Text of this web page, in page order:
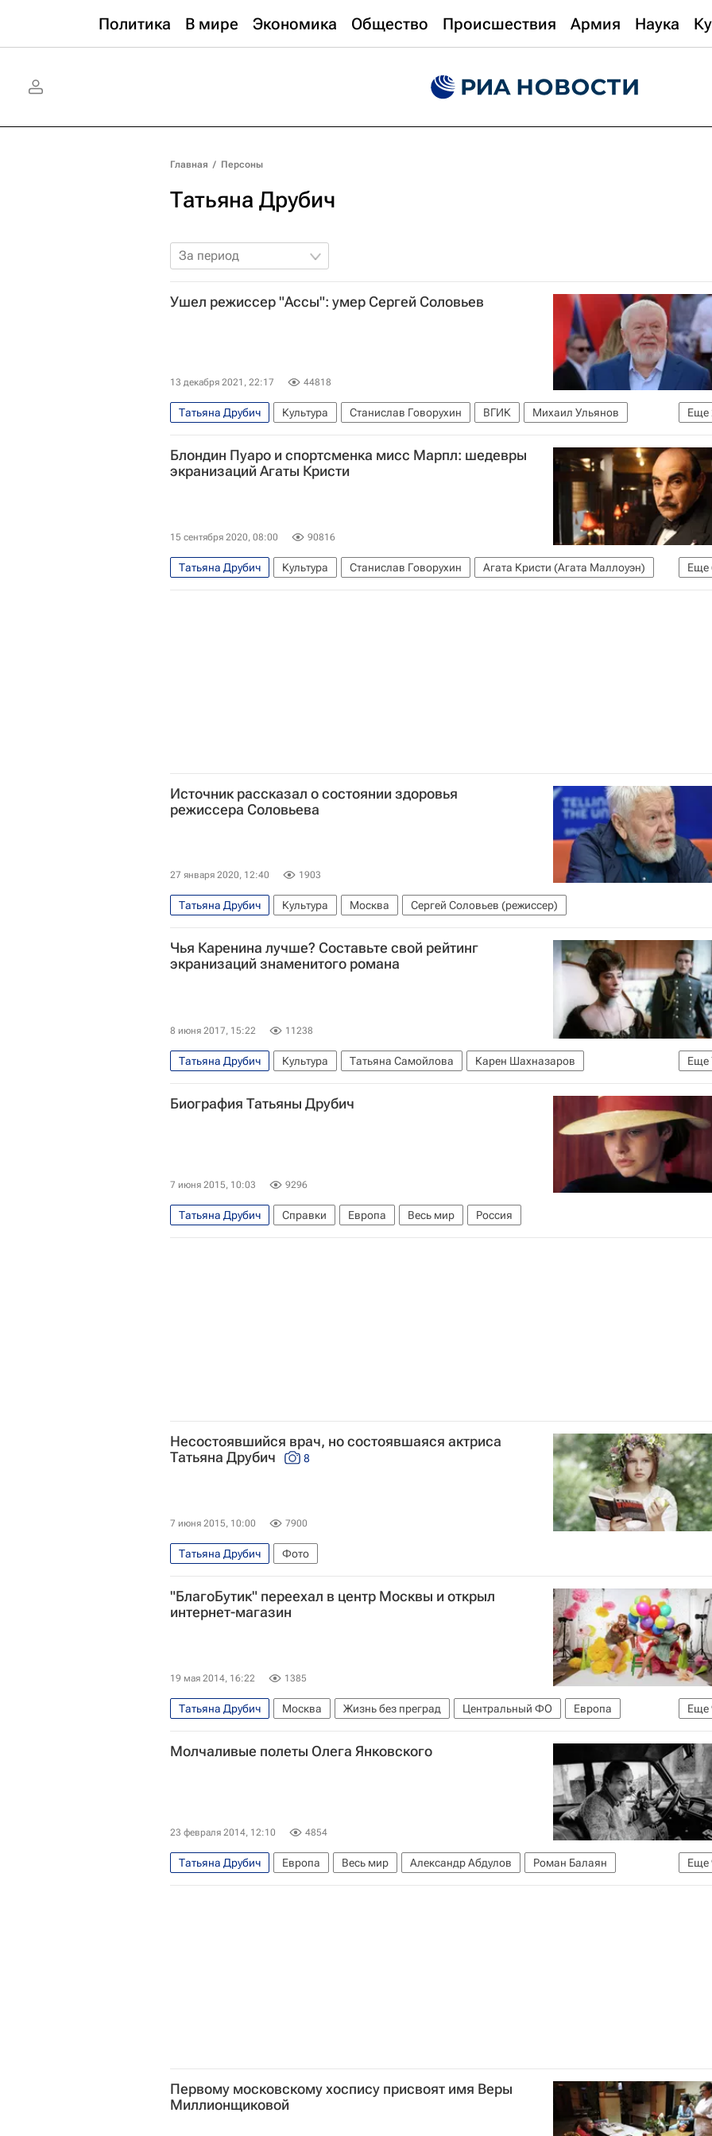
Политика В мире Экономика Общество Происшествия Армия Наука
Главная / Персоны
Татьяна Друбич
За период
Ушел режиссер "Ассы": умер Сергей Соловьев
13 декабря 2021, 22:17 44818
Еще
Татьяна Друбич Культура Станислав Говорухин ВГИК
Михаил Ульянов
Сергей Соловьев (режиссер)
Кино
Блондин Пуаро и спортсменка мисс Марпл: шедевры
экранизаций Агаты Кристи
15 сентября 2020, 08:00 90816
Еще
Татьяна Друбич Культура Станислав Говорухин
Агата Кристи (Агата Маллоуэн)
Марлен Дитрих
Уиллем Дефо Книги Кеннет Брана что посмотреть Кино
Источник рассказал о состоянии здоровья
режиссера Соловьева
27 января 2020, 12:40 1903
Татьяна Друбич Культура Москва Сергей Соловьев (режиссер)
Чья Каренина лучше? Составьте свой рейтинг
экранизаций знаменитого романа
8 июня 2017, 15:22 11238
Еще
Татьяна Друбич Культура Татьяна Самойлова
Карен Шахназаров
Грета Гарбо (Густафссон)
Елизавета Боярская
Максим Матвеев
Лев Толстой (писатель)
Кира Найтли
Биография Татьяны Друбич
7 июня 2015, 10:03 9296
Татьяна Друбич Справки Европа Весь мир Россия
Несостоявшийся врач, но состоявшаяся актриса
Татьяна Друбич
8
7 июня 2015, 10:00 7900
Татьяна Друбич Фото
"БлагоБутик" переехал в центр Москвы и открыл
интернет-магазин
19 мая 2014, 16:22 1385
Еще
Татьяна Друбич Москва Жизнь без преград Центральный ФО
Европа
Весь мир
Лия Ахеджакова Ингеборга Дапкунайте
Дина Корзун
Чулпан Хаматова
Фонд "Подари жизнь" Фонд "Вера" Россия
Молчаливые полеты Олега Янковского
23 февраля 2014, 12:10 4854
Еще
Татьяна Друбич Европа Весь мир Александр Абдулов
Роман Балаян
Инна Чурикова
Евгений Шварц Марк Захаров
Олег Янковский
Первому московскому хоспису присвоят имя Веры
Миллионщиковой